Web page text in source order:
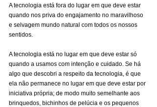
A tecnologia está fora do lugar em que deve estar
quando nos priva do engajamento no maravilhoso
e selvagem mundo natural com todos os nossos
sentidos.
A tecnologia está no lugar em que deve estar só
quando a usamos com intenção e cuidado. Se há
algo que descobri a respeito da tecnologia, é que
ela não permanece no lugar em que deve estar por
iniciativa própria; de modo muito semelhante aos
brinquedos, bichinhos de pelúcia e os pequenos